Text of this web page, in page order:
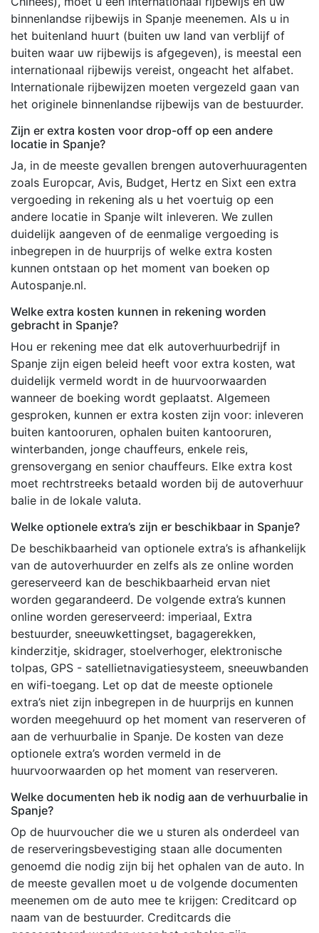
binnenlandse rijbewijs in Spanje meenemen. Als u in
het buitenland huurt (buiten uw land van verblijf of
buiten waar uw rijbewijs is afgegeven), is meestal een
internationaal rijbewijs vereist, ongeacht het alfabet.
Internationale rijbewijzen moeten vergezeld gaan van
het originele binnenlandse rijbewijs van de bestuurder.
Zijn er extra kosten voor drop-off op een andere
locatie in Spanje?
Ja, in de meeste gevallen brengen autoverhuuragenten
zoals Europcar, Avis, Budget, Hertz en Sixt een extra
vergoeding in rekening als u het voertuig op een
andere locatie in Spanje wilt inleveren. We zullen
duidelijk aangeven of de eenmalige vergoeding is
inbegrepen in de huurprijs of welke extra kosten
kunnen ontstaan op het moment van boeken op
Autospanje.nl.
Welke extra kosten kunnen in rekening worden
gebracht in Spanje?
Hou er rekening mee dat elk autoverhuurbedrijf in
Spanje zijn eigen beleid heeft voor extra kosten, wat
duidelijk vermeld wordt in de huurvoorwaarden
wanneer de boeking wordt geplaatst. Algemeen
gesproken, kunnen er extra kosten zijn voor: inleveren
buiten kantooruren, ophalen buiten kantooruren,
winterbanden, jonge chauffeurs, enkele reis,
grensovergang en senior chauffeurs. Elke extra kost
moet rechtrstreeks betaald worden bij de autoverhuur
balie in de lokale valuta.
Welke optionele extra’s zijn er beschikbaar in Spanje?
De beschikbaarheid van optionele extra’s is afhankelijk
van de autoverhuurder en zelfs als ze online worden
gereserveerd kan de beschikbaarheid ervan niet
worden gegarandeerd. De volgende extra’s kunnen
online worden gereserveerd: imperiaal, Extra
bestuurder, sneeuwkettingset, bagagerekken,
kinderzitje, skidrager, stoelverhoger, elektronische
tolpas, GPS - satellietnavigatiesysteem, sneeuwbanden
en wifi-toegang. Let op dat de meeste optionele
extra’s niet zijn inbegrepen in de huurprijs en kunnen
worden meegehuurd op het moment van reserveren of
aan de verhuurbalie in Spanje. De kosten van deze
optionele extra’s worden vermeld in de
huurvoorwaarden op het moment van reserveren.
Welke documenten heb ik nodig aan de verhuurbalie in
Spanje?
Op de huurvoucher die we u sturen als onderdeel van
de reserveringsbevestiging staan alle documenten
genoemd die nodig zijn bij het ophalen van de auto. In
de meeste gevallen moet u de volgende documenten
meenemen om de auto mee te krijgen: Creditcard op
naam van de bestuurder. Creditcards die